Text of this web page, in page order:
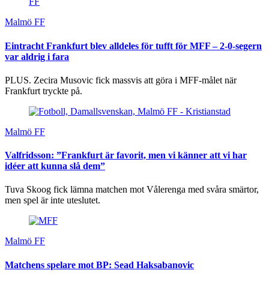
Malmö FF
Eintracht Frankfurt blev alldeles för tufft för MFF – 2-0-segern
var aldrig i fara
PLUS. Zecira Musovic fick massvis att göra i MFF-målet när
Frankfurt tryckte på.
Malmö FF
Valfridsson: ”Frankfurt är favorit, men vi känner att vi har
idéer att kunna slå dem”
Tuva Skoog fick lämna matchen mot Vålerenga med svåra smärtor,
men spel är inte uteslutet.
Malmö FF
Matchens spelare mot BP: Sead Haksabanovic